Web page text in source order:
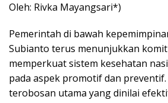
Oleh: Rivka Mayangsari*)
Pemerintah di bawah
Subianto terus menunjukkan
memperkuat sistem kesehatan
pada aspek promotif dan preventif.
terobosan utama yang dinilai